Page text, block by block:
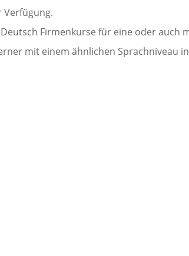
Verfügung.
Firmenkurse für eine oder
mit einem ähnlichen Sprachniveau